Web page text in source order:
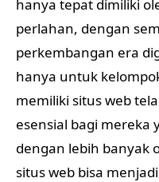
hanya tepat dimiliki
perlahan, dengan
perkembangan era
hanya untuk
memiliki situs web
esensial bagi mereka
dengan lebih banyak
situs web bisa